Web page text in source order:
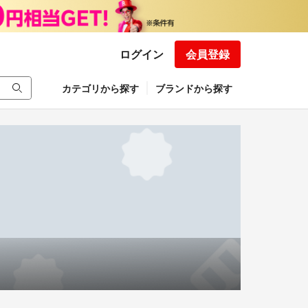
ログイン 会員登録
カテゴリから探す ブランドから探す